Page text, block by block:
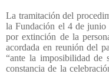
La tramitación del
la Fundación el 4 de junio
por extinción de la
acordada en reunión del
“ante la imposibilidad de
constancia de la